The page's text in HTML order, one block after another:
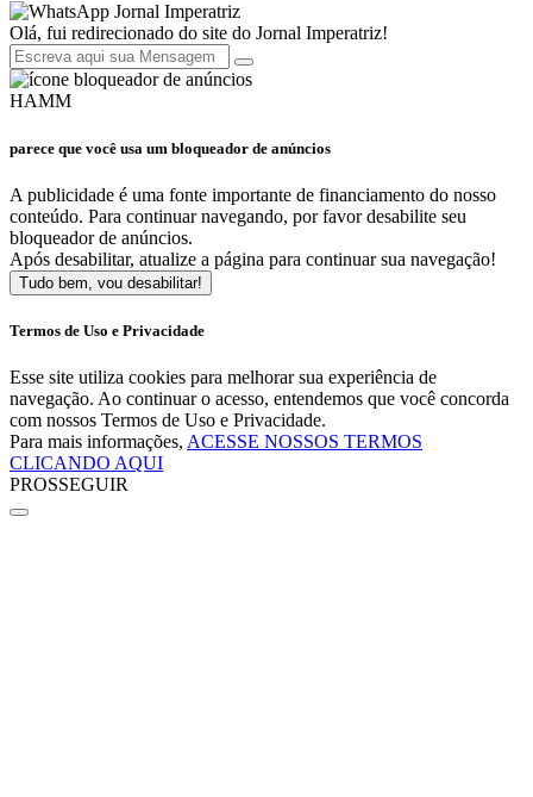
Jornal Imperatriz
Olá, fui redirecionado do site do Jornal Imperatriz!
HAMM
parece que você usa um bloqueador de anúncios
A publicidade é uma fonte importante de financiamento do nosso
conteúdo. Para continuar navegando, por favor desabilite seu
bloqueador de anúncios.
Após desabilitar, atualize a página para continuar sua navegação!
Tudo bem, vou desabilitar!
Termos de Uso e Privacidade
Esse site utiliza cookies para melhorar sua experiência de
navegação. Ao continuar o acesso, entendemos que você concorda
com nossos Termos de Uso e Privacidade.
Para mais informações, ACESSE NOSSOS TERMOS
CLICANDO AQUI
PROSSEGUIR